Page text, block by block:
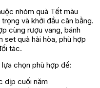
nhóm quà Tết màu
và khởi đầu cân bằng.
cùng rượu vang, bánh
quà hài hòa, phù hợp
tác.
chọn phù hợp để:
dịp cuối năm